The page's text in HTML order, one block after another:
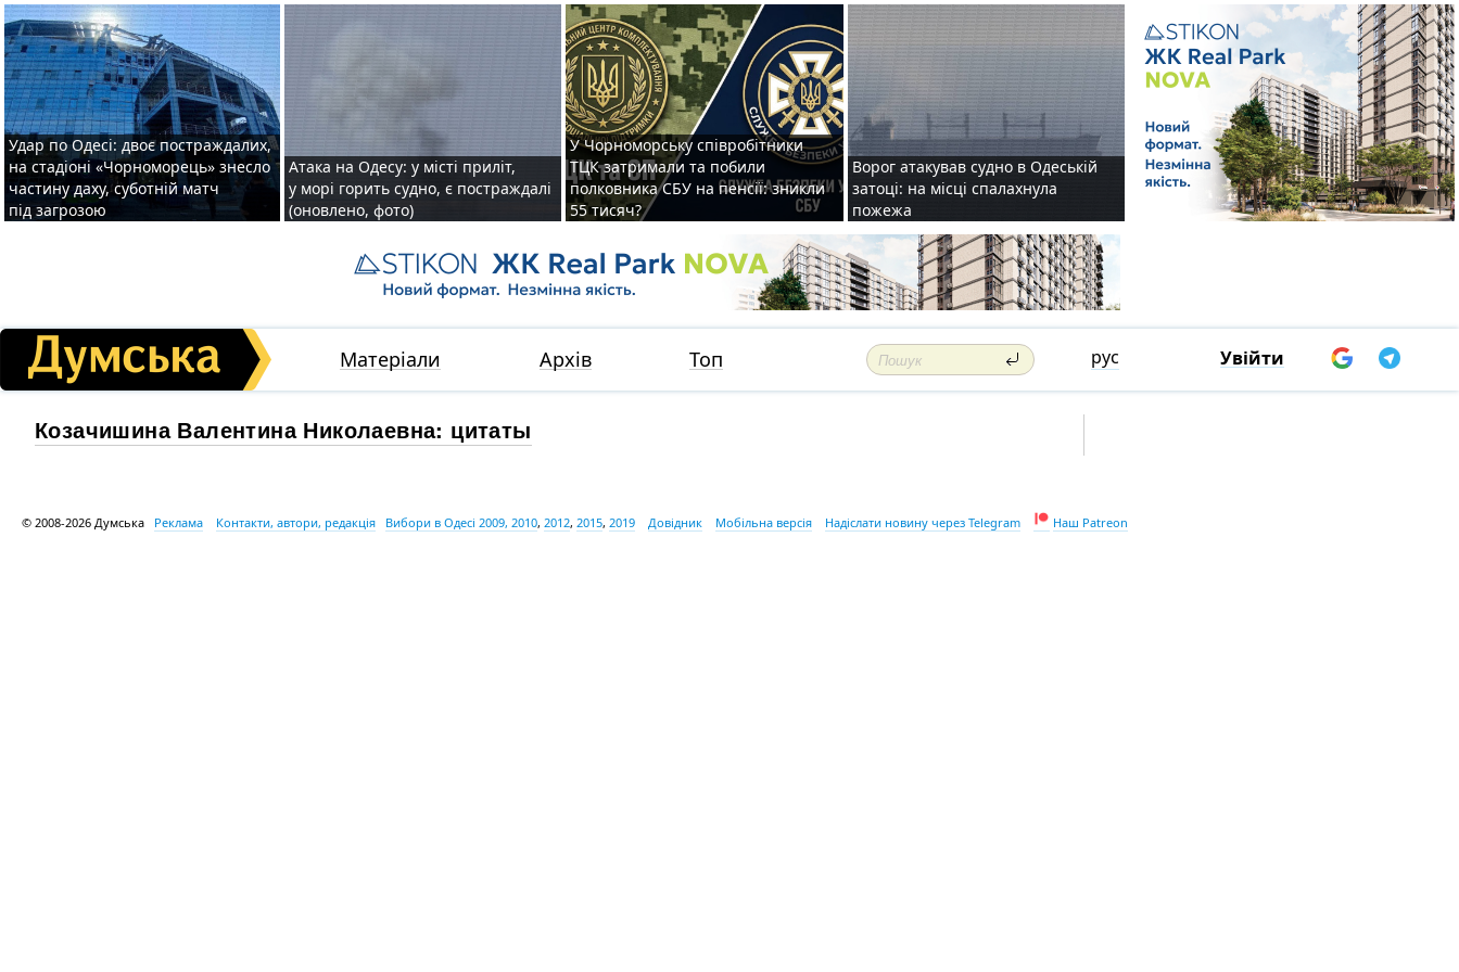
Удар по Одесі: двоє постраждалих,
на стадіоні «Чорноморець» знесло
частину даху, суботній матч
під загрозою
Атака на Одесу: у місті приліт,
у морі горить судно, є постраждалі
(оновлено, фото)
У Чорноморську співробітники
ТЦК затримали та побили
полковника СБУ на пенсії: зникли
55 тисяч?
Ворог атакував судно в Одеській
затоці: на місці спалахнула
пожежа
Матеріали Архів Топ рус Увійти
Козачишина Валентина Николаевна: цитаты
© 2008-2026 Думська Реклама Контакти, автори, редакція Вибори в Одесі 2009, 2010, 2012, 2015, 2019 Довідник Мобільна версія Надіслати новину через Telegram Наш Patreon